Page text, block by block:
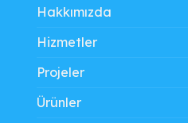
Hakkımızda
Hizmetler
Projeler
Ürünler